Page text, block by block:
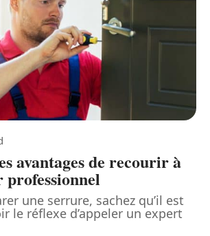
avantages de recourir à
une serrure, sachez qu’il est
le réflexe d’appeler un expert